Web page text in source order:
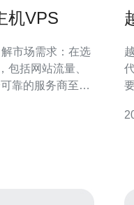
机VPS
包括网站流量、